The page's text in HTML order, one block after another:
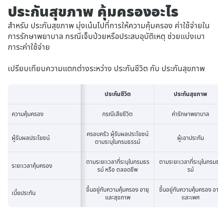
ประกันสุขภาพ คุ้มครองอะไร
สำหรับ ประกันสุขภาพ มุ่งเน้นไปที่การให้ความคุ้มครอง ค่าใช้จ่ายใน
การรักษาพยาบาล กรณีเจ็บป่วยหรือประสบอุบัติเหตุ ช่วยแบ่งเบา
ภาระค่าใช้จ่าย
เปรียบเทียบความแตกต่างระหว่าง ประกันชีวิต กับ ประกันสุขภาพ
ประกันชีวิต ประกันสุขภาพ
ความคุ้มครอง กรณีเสียชีวิต ค่ารักษาพยาบาล
ผู้รับผลประโยชน์
ครอบครัว ผู้รับผลประโยชน์
ตามระบุในกรมธรรม์
ผู้เอาประกัน
ระยะเวลาคุ้มครอง
ตามระยะเวลาที่ระบุในกรมธร
รม์ หรือ ตลอดชีพ
ตามระยะเวลาที่ระบุในกรม
รม์
เบี้ยประกัน
ขึ้นอยู่กับความคุ้มครอง อายุ
และสุขภาพ
ขึ้นอยู่กับความคุ้มครอง อ
และเพศ
ความคุ้มครอง
ผู้รับผลประโยชน์
ระยะเวลาคุ้มครอง
เบี้ยประกัน